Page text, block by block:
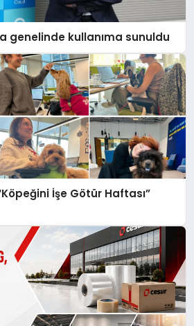
genelinde kullanıma sunuldu
İşe Götür Haftası”